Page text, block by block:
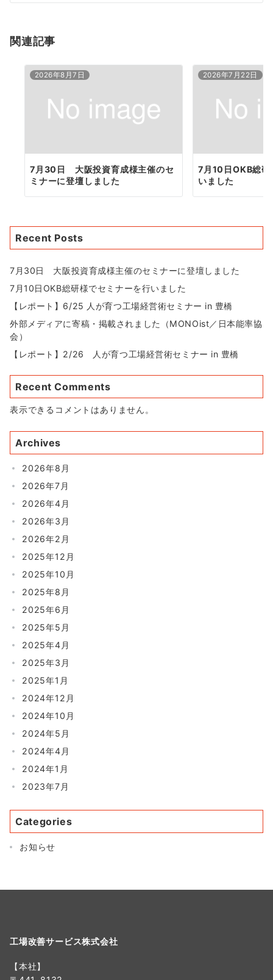
シ
ン
関連記事
2026年8月7日
7月30日 大阪投資育成様主催のセ
ミナーに登壇しました
2026年7月22日
7月10日OKB総研
いました
Recent Posts
7月30日 大阪投資育成様主催のセミナーに登壇しました
7月10日OKB総研様でセミナーを行いました
【レポート】6/25 人が育つ工場経営術セミナー in 豊橋
外部メディアに寄稿・掲載されました（MONOist／日本能率協
会）
【レポート】2/26 人が育つ工場経営術セミナー in 豊橋
Recent Comments
表示できるコメントはありません。
Archives
2026年8月
2026年7月
2026年4月
2026年3月
2026年2月
2025年12月
2025年10月
2025年8月
2025年6月
2025年5月
2025年4月
2025年3月
2025年1月
2024年12月
2024年10月
2024年5月
2024年4月
2024年1月
2023年7月
Categories
お知らせ
工場改善サービス株式会社
【本社】